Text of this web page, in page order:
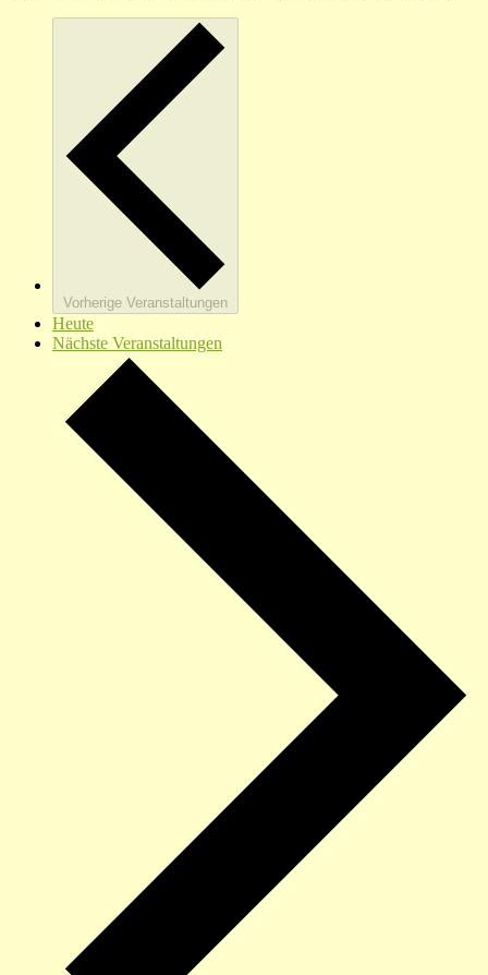
Vorherige Veranstaltungen
Heute
Nächste Veranstaltungen